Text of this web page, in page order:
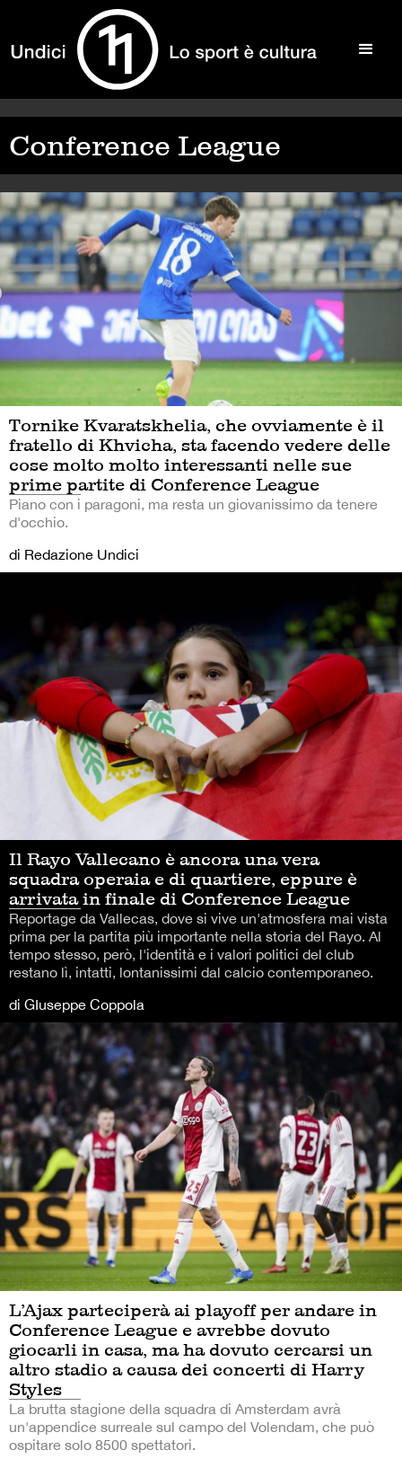
Conference League
Tornike Kvaratskhelia, che ovviamente è il
fratello di Khvicha, sta facendo vedere delle
cose molto molto interessanti nelle sue
prime partite di Conference League
Piano con i paragoni, ma resta un giovanissimo da tenere
d'occhio.
di Redazione Undici
Il Rayo Vallecano è ancora una vera
squadra operaia e di quartiere, eppure è
arrivata in finale di Conference League
Reportage da Vallecas, dove si vive un'atmosfera mai vista
prima per la partita più importante nella storia del Rayo. Al
tempo stesso, però, l'identità e i valori politici del club
restano lì, intatti, lontanissimi dal calcio contemporaneo.
di GIuseppe Coppola
L’Ajax parteciperà ai playoff per andare in
Conference League e avrebbe dovuto
giocarli in casa, ma ha dovuto cercarsi un
altro stadio a causa dei concerti di Harry
Styles
La brutta stagione della squadra di Amsterdam avrà
un'appendice surreale sul campo del Volendam, che può
ospitare solo 8500 spettatori.